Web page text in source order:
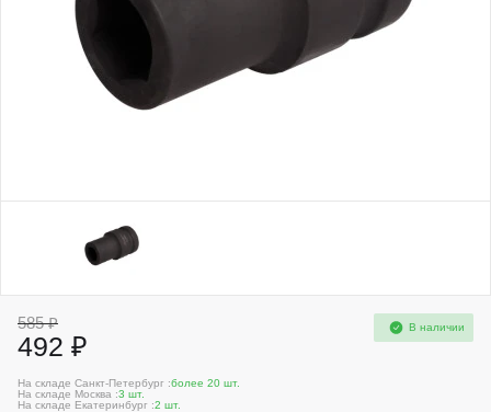
585 ₽
492 ₽
В наличии
На складе Санкт-Петербург :более 20 шт.
На складе Москва :3 шт.
На складе Екатеринбург :2 шт.